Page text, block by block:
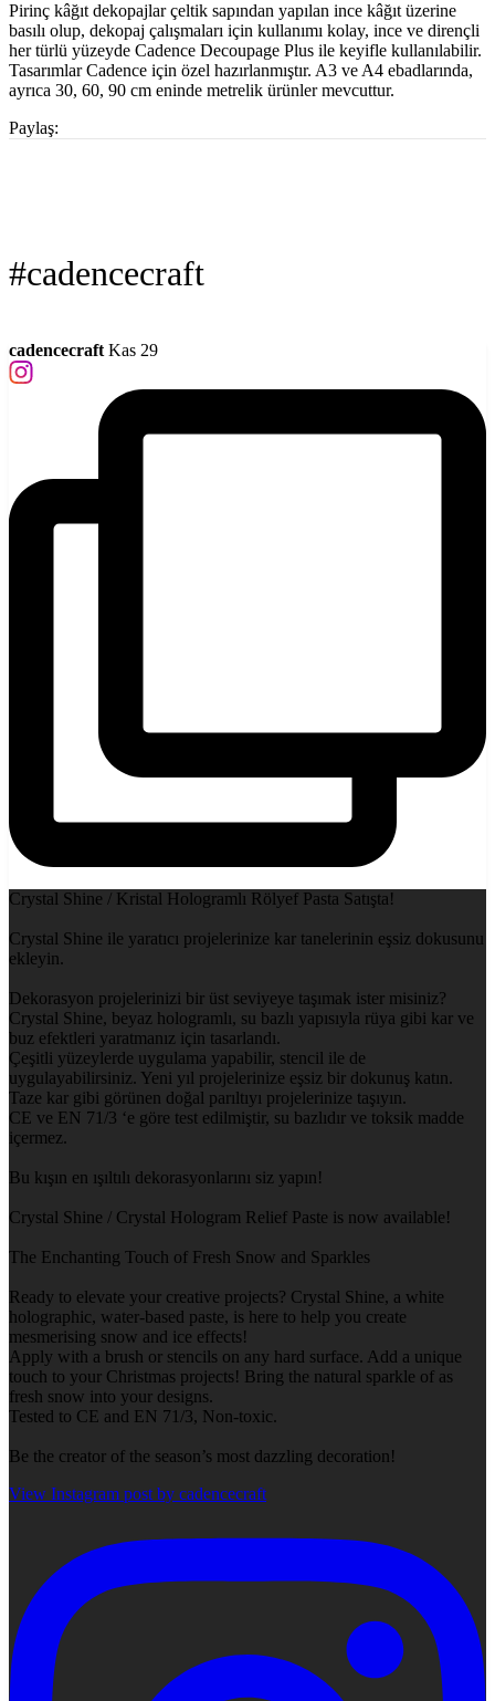
Pirinç kâğıt dekopajlar çeltik sapından yapılan ince kâğıt üzerine
basılı olup, dekopaj çalışmaları için kullanımı kolay, ince ve dirençli
her türlü yüzeyde Cadence Decoupage Plus ile keyifle kullanılabilir.
Tasarımlar Cadence için özel hazırlanmıştır. A3 ve A4 ebadlarında,
ayrıca 30, 60, 90 cm eninde metrelik ürünler mevcuttur.
Paylaş:
#cadencecraft
cadencecraft Kas 29
Crystal Shine / Kristal Hologramlı Rölyef Pasta Satışta!
Crystal Shine ile yaratıcı projelerinize kar tanelerinin eşsiz dokusunu
ekleyin.
Dekorasyon projelerinizi bir üst seviyeye taşımak ister misiniz?
Crystal Shine, beyaz hologramlı, su bazlı yapısıyla rüya gibi kar ve
buz efektleri yaratmanız için tasarlandı.
Çeşitli yüzeylerde uygulama yapabilir, stencil ile de
uygulayabilirsiniz. Yeni yıl projelerinize eşsiz bir dokunuş katın.
Taze kar gibi görünen doğal parıltıyı projelerinize taşıyın.
CE ve EN 71/3 ‘e göre test edilmiştir, su bazlıdır ve toksik madde
içermez.
Bu kışın en ışıltılı dekorasyonlarını siz yapın!
Crystal Shine / Crystal Hologram Relief Paste is now available!
The Enchanting Touch of Fresh Snow and Sparkles
Ready to elevate your creative projects? Crystal Shine, a white
holographic, water-based paste, is here to help you create
mesmerising snow and ice effects!
Apply with a brush or stencils on any hard surface. Add a unique
touch to your Christmas projects! Bring the natural sparkle of as
fresh snow into your designs.
Tested to CE and EN 71/3, Non-toxic.
Be the creator of the season’s most dazzling decoration!
View Instagram post by cadencecraft